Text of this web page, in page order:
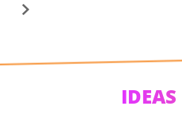
IDEAS